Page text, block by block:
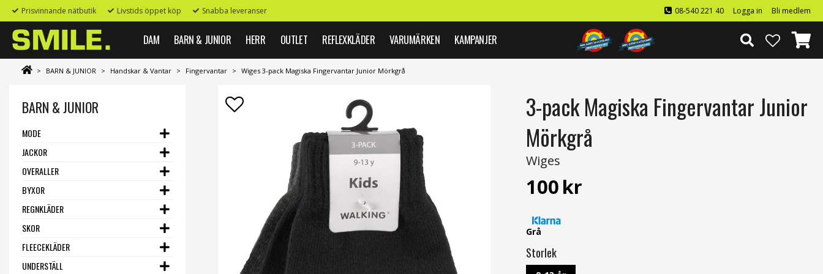
Prisvinnande nätbutik Livstids öppet köp Snabba leveranser 08-540 221 40 Logga in Bli medlem
DAM BARN & JUNIOR HERR OUTLET REFLEXKLÄDER VARUMÄRKEN KAMPANJER
> BARN & JUNIOR > Handskar & Vantar > Fingervantar > Wiges 3-pack Magiska Fingervantar Junior Mörkgrå
BARN & JUNIOR
MODE
JACKOR
OVERALLER
BYXOR
REGNKLÄDER
SKOR
FLEECEKLÄDER
UNDERSTÄLL
3-pack Magiska Fingervantar Junior
Mörkgrå
Wiges
100kr
Grå
Storlek